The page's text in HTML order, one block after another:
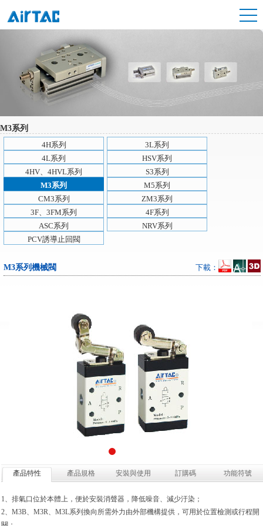
M3系列
4H系列
3L系列
4L系列
HSV系列
4HV、4HVL系列
S3系列
M3系列
M5系列
CM3系列
ZM3系列
3F、3FM系列
4F系列
ASC系列
NRV系列
PCV誘導止回閥
M3系列機械閥 下載：
產品特性 產品規格 安裝與使用 訂購碼 功能符號
1、排氣口位於本體上，便於安裝消聲器，降低噪音、減少汙染；
2、M3B、M3R、M3L系列換向所需外力由外部機構提供，可用於位置檢測或行程開